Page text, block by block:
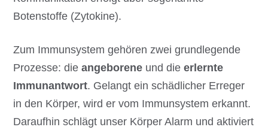
Botenstoffe (Zytokine).
Zum Immunsystem gehören zwei grundlegende
Prozesse: dieangeborene und dieerlernte
Immunantwort. Gelangt ein schädlicher Erreger
in den Körper, wird er vom Immunsystem erkannt.
Daraufhin schlägt unser Körper Alarm und aktiviert